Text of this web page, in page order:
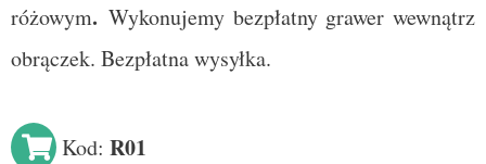
różowym. Wykonujemy bezpłatny grawer wewnątrz
obrączek. Bezpłatna wysyłka.
Kod: R01